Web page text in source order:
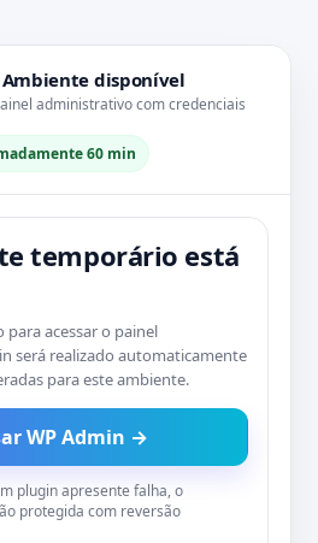
Ambiente disponível
administrativo com credenciais
60 min
temporário está
acessar o painel
será realizado automaticamente
para este ambiente.
WP Admin →
plugin apresente falha, o
protegida com reversão